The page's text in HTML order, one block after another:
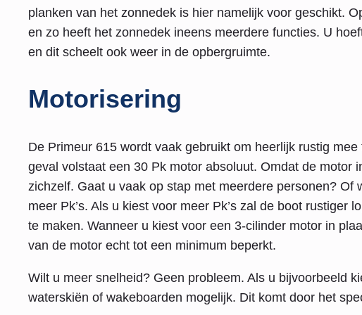
planken van het zonnedek is hier namelijk voor geschikt.
en zo heeft het zonnedek ineens meerdere functies. U
en dit scheelt ook weer in de opbergruimte.
Motorisering
De Primeur 615 wordt vaak gebruikt om heerlijk rustig
geval volstaat een 30 Pk motor absoluut. Omdat de motor
zichzelf. Gaat u vaak op stap met meerdere personen?
meer Pk’s. Als u kiest voor meer Pk’s zal de boot rustiger
te maken. Wanneer u kiest voor een 3-cilinder motor in
van de motor echt tot een minimum beperkt.
Wilt u meer snelheid? Geen probleem. Als u bijvoorbeeld
waterskiën of wakeboarden mogelijk. Dit komt door het